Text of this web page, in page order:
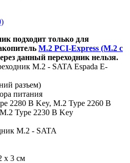
подходит только для
M.2 PCI-Express (M.2 с
данный переходник нельзя.
M.2 - SATA Espada E-
разъем)
питания
2280 B Key, M.2 Type 2260 B
Type 2230 B Key
M.2 - SATA
x 3 см